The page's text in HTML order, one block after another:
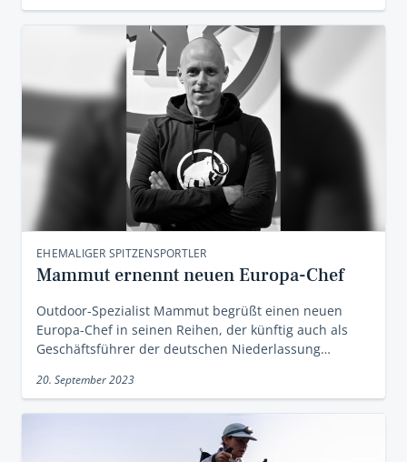
EHEMALIGER SPITZENSPORTLER
Mammut ernennt neuen Europa-Chef
Outdoor-Spezialist Mammut begrüßt einen neuen
Europa-Chef in seinen Reihen, der künftig auch als
Geschäftsführer der deutschen Niederlassung…
20. September 2023